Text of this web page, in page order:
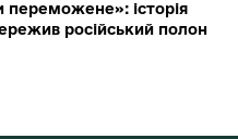
переможене»: історія
російський полон